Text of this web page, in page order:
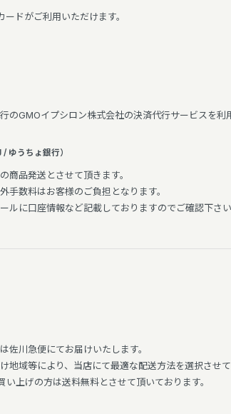
ドがご利用いただけます。
のGMOイプシロン株式会社の決済代行サービスを利
/ ゆうちょ銀行）
商品発送とさせて頂きます。
手数料はお客様のご負担となります。
ルに口座情報など記載しておりますのでご確認下さい
佐川急便にてお届けいたします。
地域等により、当店にて最適な配送方法を選択させて
上げの方は送料無料とさせて頂いております。